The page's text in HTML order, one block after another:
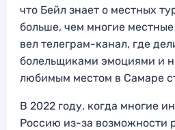
что Бейл знает о местных
больше, чем многие
вел телеграм-канал, где
болельщиками эмоциями и
любимым местом в Самаре
В 2022 году, когда многие
Россию из-за возможности